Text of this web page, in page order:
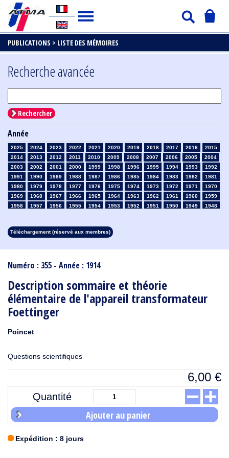
PUBLICATIONS > LISTE DES MÉMOIRES
Numéro : 355 - Année : 1914
Description sommaire et théorie
élémentaire de l'appareil transformateur
Foettinger
Poincet
Questions scientifiques
6,00 €
Quantité
Ajouter au panier
Expédition : 8 jours
Recherche avancée
Rechercher
Année
2025 2024 2023 2022 2021 2020 2019 2018 2017 2016
2015
2014
2013 2012 2011 2010 2009 2008 2007 2006 2005
2004
2003
2002 2001 2000 1999 1998 1996 1995 1994 1993
1992
1991
1990 1989 1988 1987 1986 1985 1984 1983 1982
1981
1980
1979 1978 1977 1976 1975 1974 1973 1972 1971
1970
1969
1968 1967 1966 1965 1964 1963 1962 1961 1960
1959
1958
1957 1956 1955 1954 1953 1952 1951 1950 1949
1948
1913
1912 1911 1910 1909 1908
Téléchargement (réservé aux membres)